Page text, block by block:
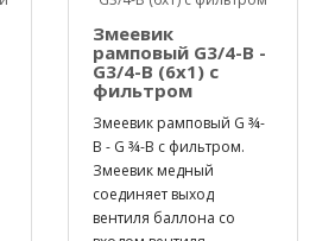
Змеевик
рамповый G3/4-B -
G3/4-B (6х1) с
фильтром
Змеевик рамповый G ¾-
B - G ¾-B с фильтром.
Змеевик медный
соединяет выход
вентиля баллона со